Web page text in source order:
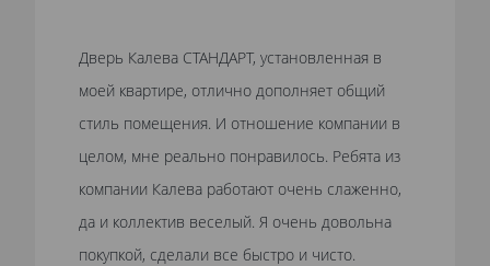
Дверь Калева СТАНДАРТ, установленная в
моей квартире, отлично дополняет общий
стиль помещения. И отношение компании в
целом, мне реально понравилось. Ребята из
компании Калева работают очень слаженно,
да и коллектив веселый. Я очень довольна
покупкой, сделали все быстро и чисто.